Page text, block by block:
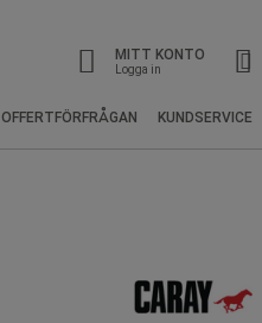
MITT KONTO
Logga in
OFFERTFÖRFRÅGAN KUNDSERVICE